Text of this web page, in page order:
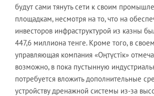
будут сами тянуть сети к своим
площадкам, несмотря на то, что на
инвесторов инфраструктурой из казны
447,6 миллиона тенге. Кроме того, в
управляющая компания «Oңтүстік»
возможно, в пока пустынную
потребуется вложить дополнительные
устройству дренажной системы из-за